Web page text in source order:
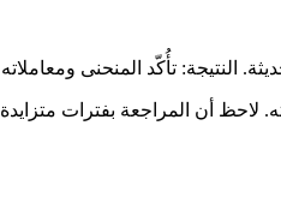
لاحظ أن المراجعة بفترات